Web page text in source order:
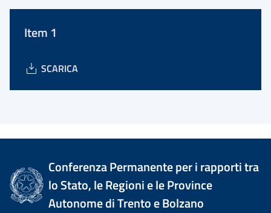
Item 1
SCARICA
Conferenza Permanente per i rapporti tra
lo Stato, le Regioni e le Province
Autonome di Trento e Bolzano